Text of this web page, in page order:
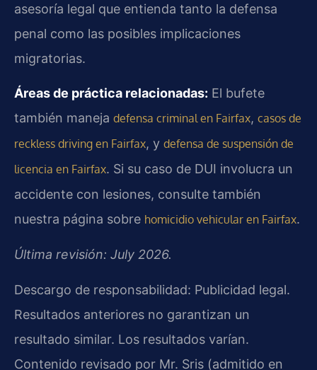
asesoría legal que entienda tanto la defensa
penal como las posibles implicaciones
migratorias.
Áreas de práctica relacionadas: El bufete
también maneja defensa criminal en Fairfax, casos de
reckless driving en Fairfax, y defensa de suspensión de
licencia en Fairfax. Si su caso de DUI involucra un
accidente con lesiones, consulte también
nuestra página sobre homicidio vehicular en Fairfax.
Última revisión: July 2026.
Descargo de responsabilidad: Publicidad legal.
Resultados anteriores no garantizan un
resultado similar. Los resultados varían.
Contenido revisado por Mr. Sris (admitido en